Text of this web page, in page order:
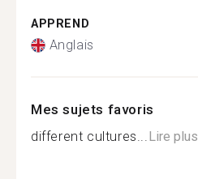
APPREND
Anglais
Mes sujets favoris
different cultures...Lire plus